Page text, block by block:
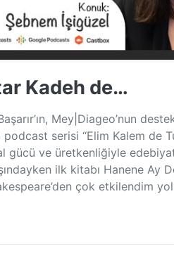
Kadeh de…
Mey|Diageo’nun
serisi “Elim Kalem de
gücü ve üretkenliğiyle
ilk kitabı Hanene Ay
çok etkilendim